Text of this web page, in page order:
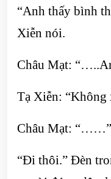
“Anh thấy bình
Xiễn nói.
Châu Mạt:
Tạ Xiễn: “Không
Châu Mạt: “……”
“Đi thôi.” Đèn